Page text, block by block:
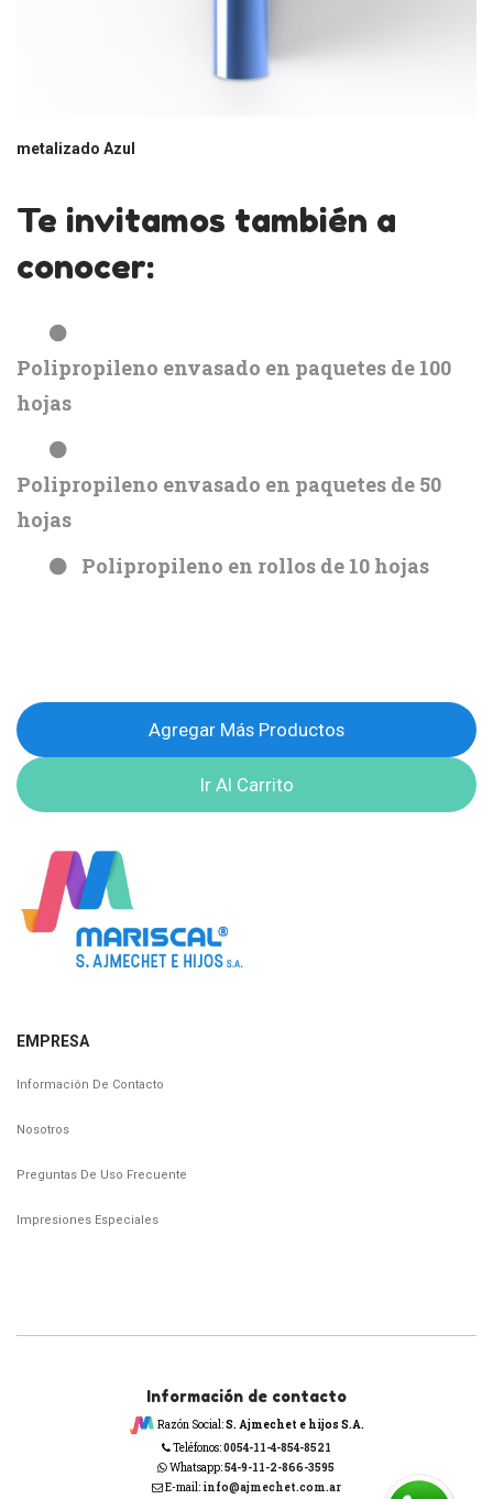
metalizado Azul
Te invitamos también a
conocer:
Polipropileno envasado en paquetes de 100
hojas
Polipropileno envasado en paquetes de 50
hojas
Polipropileno en rollos de 10 hojas
Agregar Más Productos
Ir Al Carrito
EMPRESA
Información De Contacto
Nosotros
Preguntas De Uso Frecuente
Impresiones Especiales
Información de contacto
Razón Social:S. Ajmechet e hijos S.A.
Teléfonos:0054-11-4-854-8521
Whatsapp:54-9-11-2-866-3595
E-mail: info@ajmechet.com.ar